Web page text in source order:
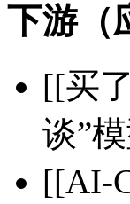
下游（
[[买
谈”
[[AI-